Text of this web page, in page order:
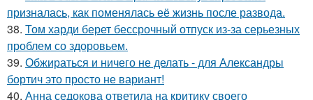
призналась, как поменялась её жизнь после развода.
38. Том харди берет бессрочный отпуск из-за серьезных
проблем со здоровьем.
39. Обжираться и ничего не делать - для Александры
бортич это просто не вариант!
40. Анна седокова ответила на критику своего